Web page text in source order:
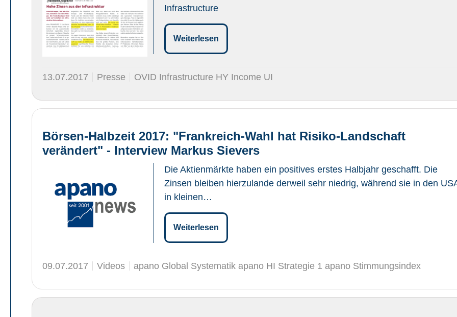
Infrastructure
Weiterlesen
13.07.2017 Presse OVID Infrastructure HY Income UI
Börsen-Halbzeit 2017: "Frankreich-Wahl hat Risiko-Landschaft
verändert" - Interview Markus Sievers
Die Aktienmärkte haben ein positives erstes Halbjahr geschafft. Die
Zinsen bleiben hierzulande derweil sehr niedrig, während sie in den
in kleinen…
Weiterlesen
09.07.2017 Videos apano Global Systematik apano HI Strategie 1 apano Stimmungsindex